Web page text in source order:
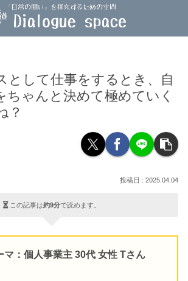
として仕事をするとき、自
ちゃんと決めて極めていく
？
2025.04.04
この記事は約9分で読めます。
マ：個人事業主 30代 女性 Tさん